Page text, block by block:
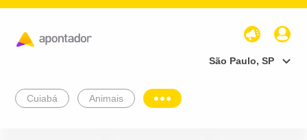
São Paulo, SP
Cuiabá Animais